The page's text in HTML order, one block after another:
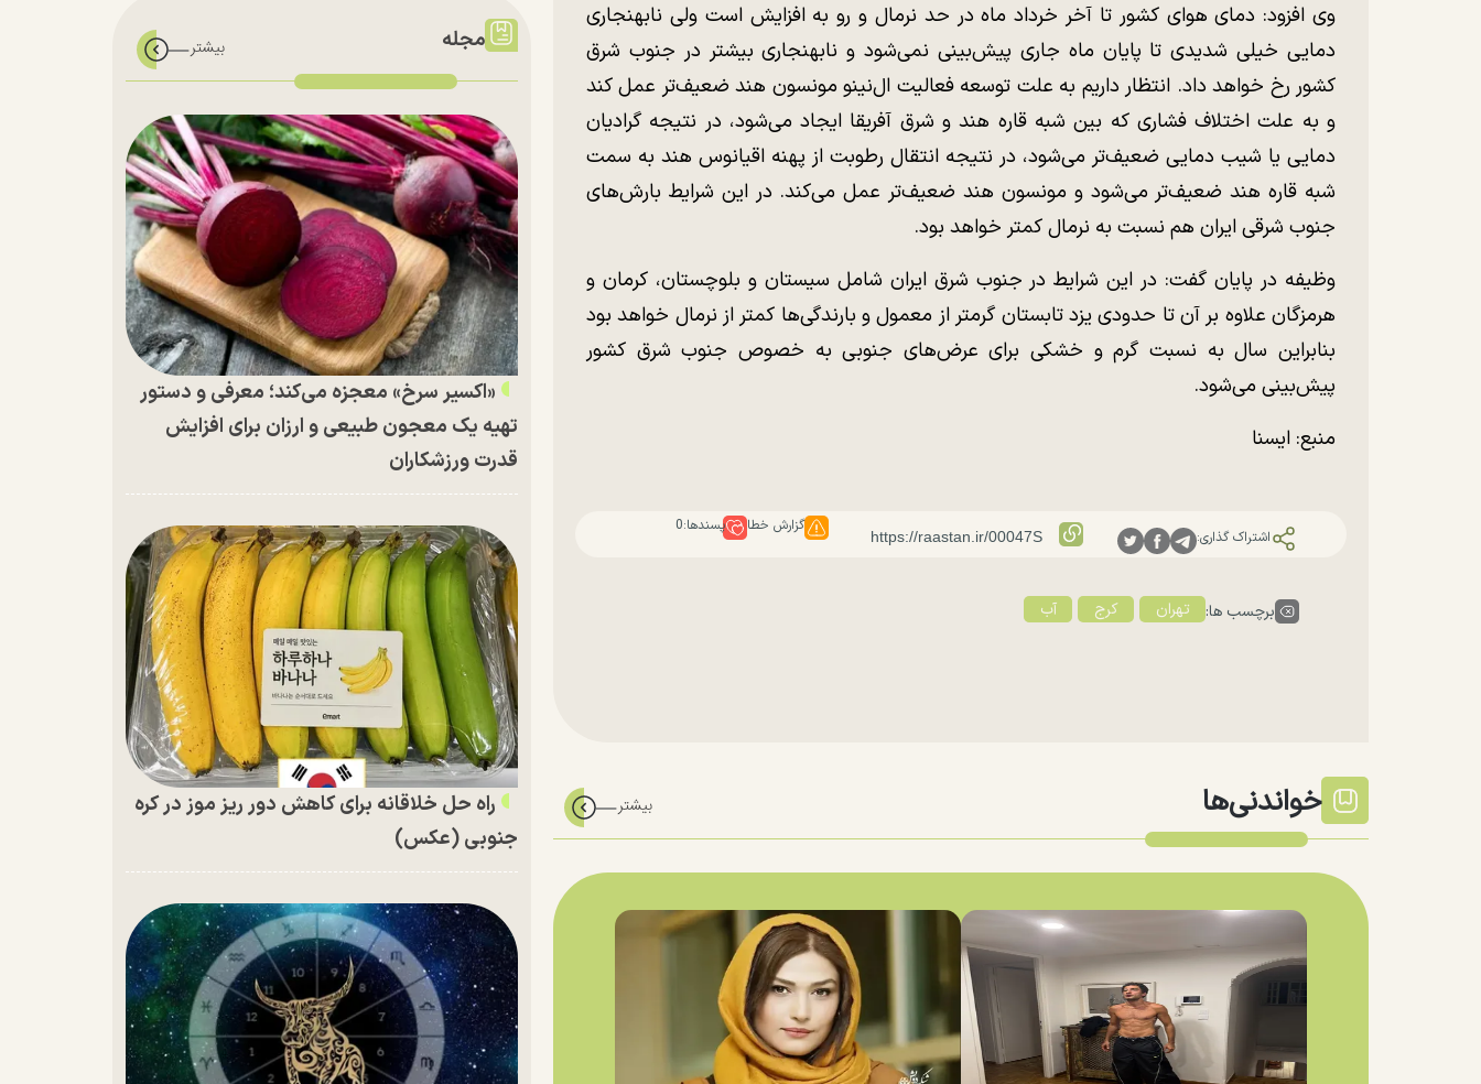
وی افزود: دمای هوای کشور تا آخر خرداد ماه در حد نرمال و رو به افزایش است ولی نابهنجاری
دمایی خیلی شدیدی تا پایان ماه جاری پیش‌بینی نمی‌شود و نابهنجاری بیشتر در جنوب شرق
کشور رخ خواهد داد. انتظار داریم به علت توسعه فعالیت ال‌نینو مونسون هند ضعیف‌تر عمل کند
و به علت اختلاف فشاری که بین شبه قاره هند و شرق آفریقا ایجاد می‌شود، در نتیجه گرادیان
دمایی یا شیب دمایی ضعیف‌تر می‌شود، در نتیجه انتقال رطوبت از پهنه اقیانوس هند به سمت
شبه قاره هند ضعیف‌تر می‌شود و مونسون هند ضعیف‌تر عمل می‌کند. در این شرایط بارش‌های
جنوب شرقی ایران هم نسبت به نرمال کمتر خواهد بود.
وظیفه در پایان گفت: در این شرایط در جنوب شرق ایران شامل سیستان و بلوچستان، کرمان و
هرمزگان علاوه بر آن تا حدودی یزد تابستان گرمتر از معمول و بارندگی‌ها کمتر از نرمال خواهد بود
بنابراین سال به نسبت گرم و خشکی برای عرض‌های جنوبی به خصوص جنوب شرق کشور
پیش‌بینی می‌شود.
منبع: ایسنا
اشتراک گذاری:
گزارش خطا پسندها:0
برچسب ها: تهران کرج آب
خواندنی‌ها
مجله
«اکسیر سرخ» معجزه می‌کند؛ معرفی و دستور
تهیه یک معجون طبیعی و ارزان برای افزایش
قدرت ورزشکاران
راه حل خلاقانه برای کاهش دور ریز موز در کره
جنوبی (عکس)